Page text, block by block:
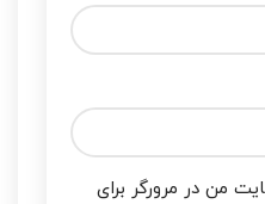
من در مرورگر برای